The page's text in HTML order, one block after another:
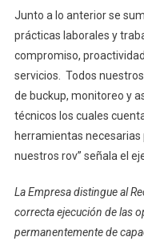
Junto a lo anterior se
prácticas laborales y
compromiso,
servicios. Todos
de buckup, monitoreo y
técnicos los cuales
herramientas
nuestros rov” señala el
La Empresa distingue al
correcta ejecución de las
permanentemente de